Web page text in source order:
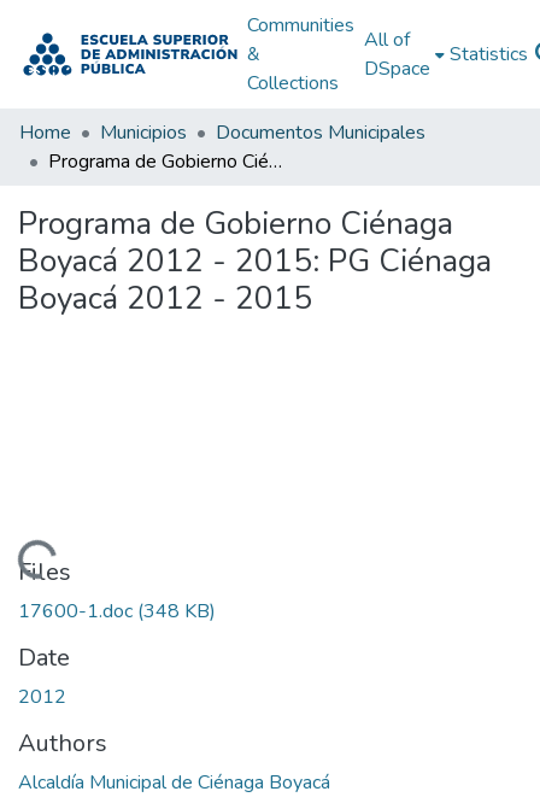
Communities
&
Collections
All of
DSpace
Statistics
Home Municipios
Documentos Municipales
Programa de Gobierno Ciénaga Boyacá 2012 - 2015: PG Ciénaga Boyacá 2012 - 2015
Programa de Gobierno Ciénaga
Boyacá 2012 - 2015: PG Ciénaga
Boyacá 2012 - 2015
Loading...
Files
17600-1.doc (348 KB)
Date
2012
Authors
Alcaldía Municipal de Ciénaga Boyacá